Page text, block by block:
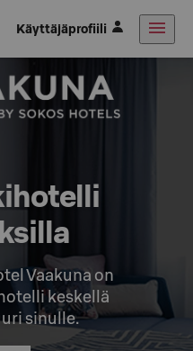
Käyttäjäprofiili
Vaakuna on
keskellä
sinulle.